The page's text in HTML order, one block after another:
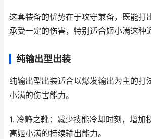
这套装备的优势在于攻守兼备，既能打
承受一定的伤害，特别适合姬小满这种
纯输出型出装
纯输出型出装适合以爆发输出为主的打
小满的伤害能力。
1. 冷静之靴：减少技能冷却时刻，增加
高姬小满的持续输出能力。